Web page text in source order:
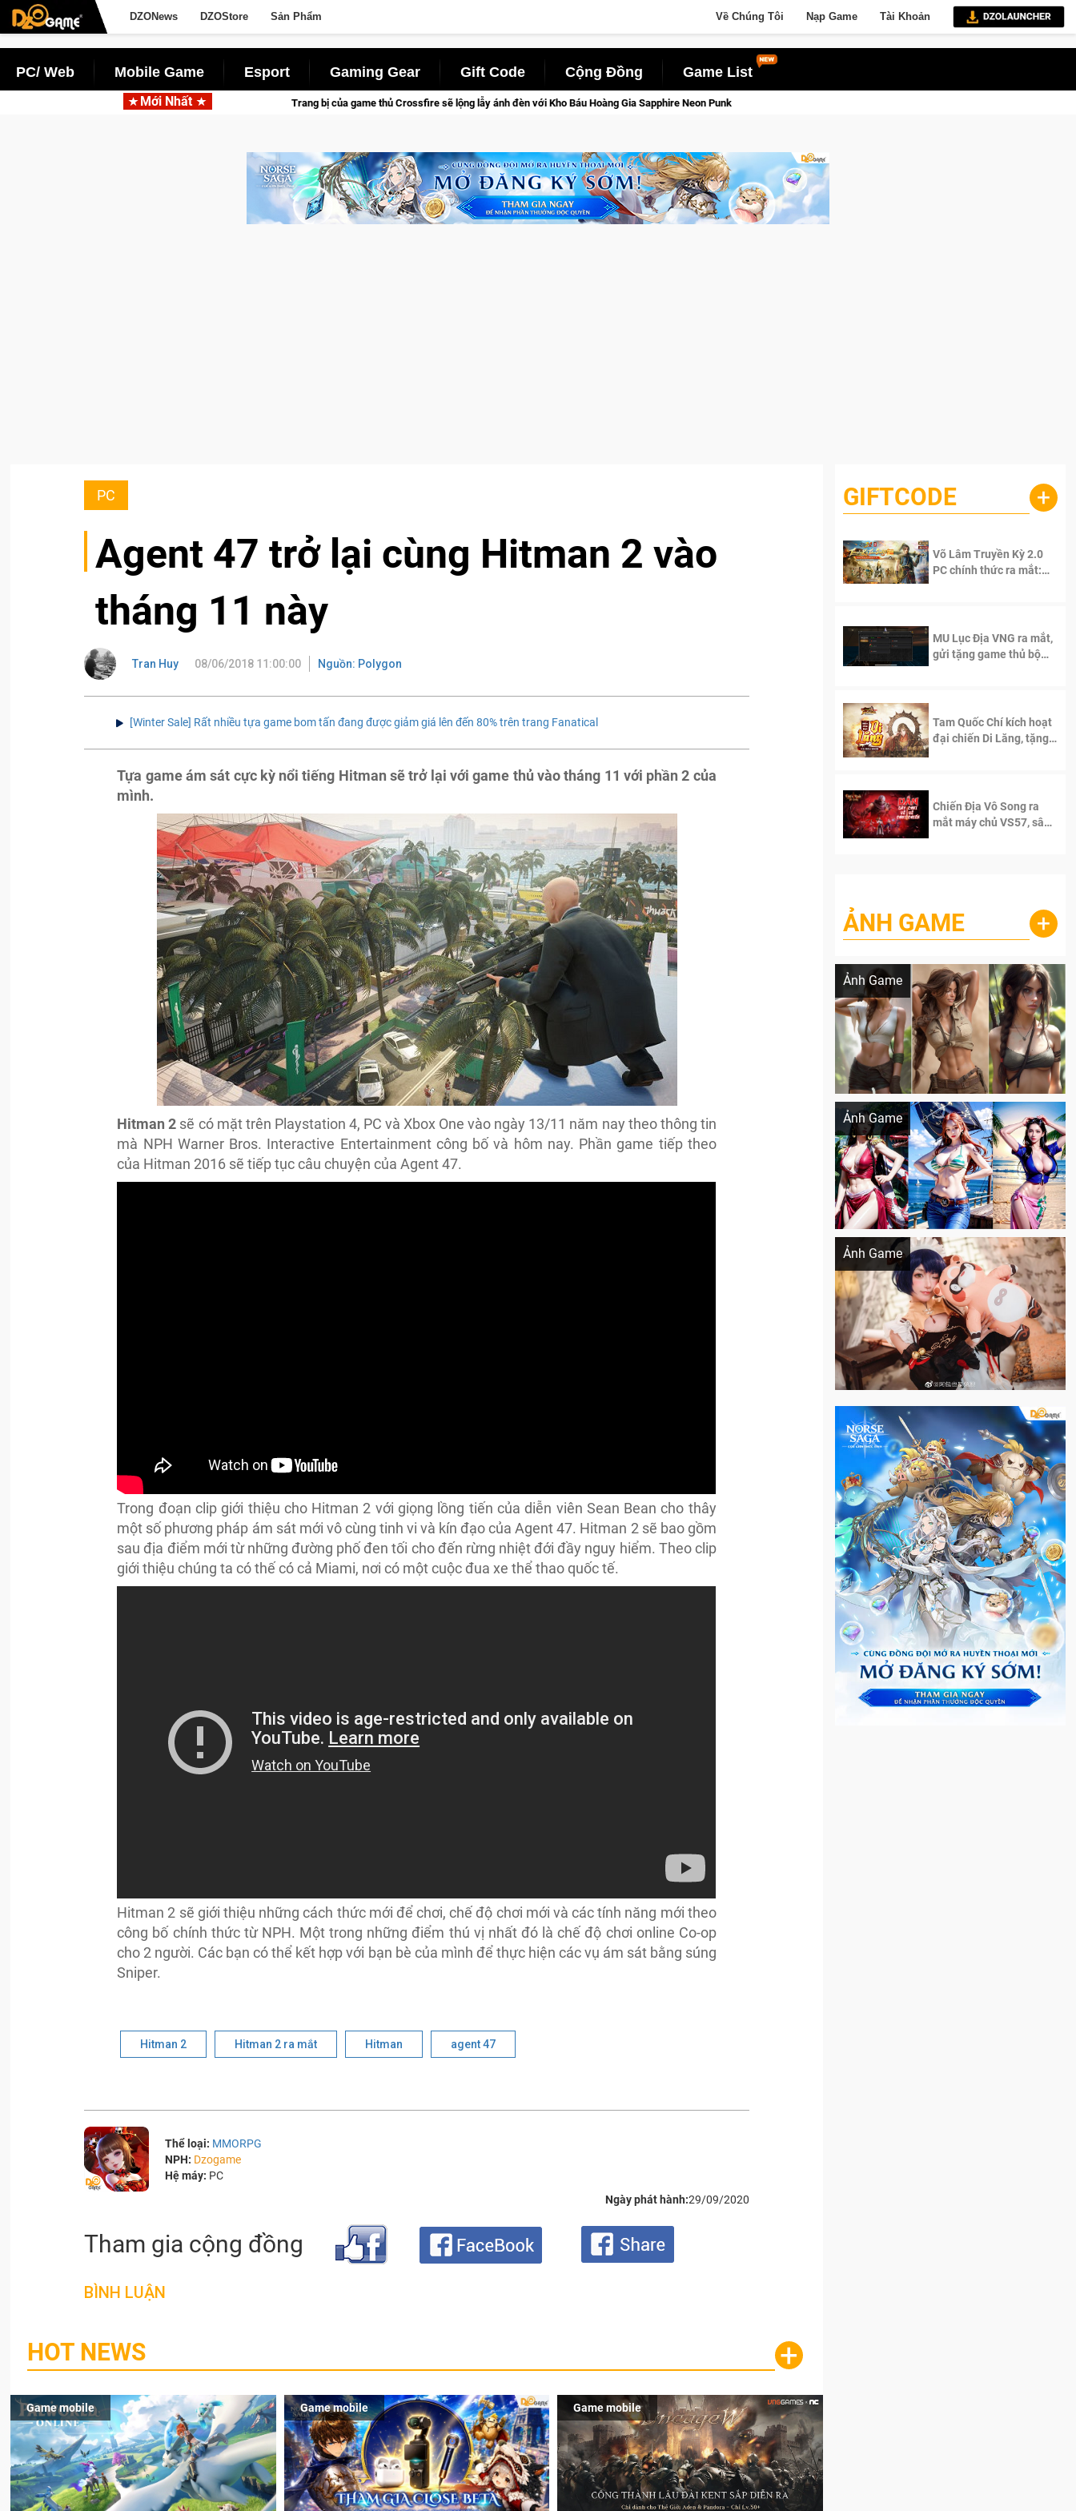
DZONews DZOStore Sản Phẩm Về Chúng Tôi Nạp Game Tài Khoản
PC/ Web Mobile Game Esport Gaming Gear Gift Code Cộng Đồng Game List
Mới Nhất
Trang bị của game thủ Crossfire sẽ lộng lẫy ánh đèn với Kho Báu Hoàng Gia Sapphire Neon Punk
PC
Agent 47 trở lại cùng Hitman 2 vào
tháng 11 này
Tran Huy 08/06/2018 11:00:00 Nguồn: Polygon
[Winter Sale] Rất nhiều tựa game bom tấn đang được giảm giá lên đến 80% trên trang Fanatical
Tựa game ám sát cực kỳ nổi tiếng Hitman sẽ trở lại với game thủ vào tháng 11 với phần 2 của
mình.
Hitman 2 sẽ có mặt trên Playstation 4, PC và Xbox One vào ngày 13/11 năm nay theo thông tin
mà NPH Warner Bros. Interactive Entertainment công bố và hôm nay. Phần game tiếp theo
của Hitman 2016 sẽ tiếp tục câu chuyện của Agent 47.
Trong đoạn clip giới thiệu cho Hitman 2 với giọng lồng tiến của diễn viên Sean Bean cho thây
một số phương pháp ám sát mới vô cùng tinh vi và kín đạo của Agent 47. Hitman 2 sẽ bao gồm
sau địa điểm mới từ những đường phố đen tối cho đến rừng nhiệt đới đầy nguy hiểm. Theo clip
giới thiệu chúng ta có thế có cả Miami, nơi có một cuộc đua xe thể thao quốc tế.
Hitman 2 sẽ giới thiệu những cách thức mới để chơi, chế độ chơi mới và các tính năng mới theo
công bố chính thức từ NPH. Một trong những điểm thú vị nhất đó là chế độ chơi online Co-op
cho 2 người. Các bạn có thể kết hợp với bạn bè của mình để thực hiện các vụ ám sát bằng súng
Sniper.
Hitman 2 Hitman 2 ra mắt Hitman agent 47
Thể loại: MMORPG
NPH: Dzogame
Hệ máy: PC
Ngày phát hành:29/09/2020
Tham gia cộng đồng
BÌNH LUẬN
HOT NEWS +
Game mobile Game mobile Game mobile
GIFTCODE +
Võ Lâm Truyền Kỳ 2.0
PC chính thức ra mắt:
MU Lục Địa VNG ra mắt,
gửi tặng game thủ bộ
Tam Quốc Chí kích hoạt
đại chiến Di Lăng, tặng
Chiến Địa Vô Song ra
mắt máy chủ VS57, sân
ẢNH GAME +
Ảnh Game
Lala Croft vừa nóng vừa xinh dưới nét vẽ
Ảnh Game
Khi AI Cosplay gái đẹp One Piece
Ảnh Game
Cosplay Xiangling siêu cute